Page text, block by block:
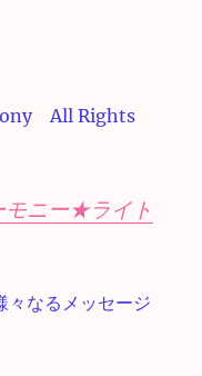
All Rights
ニー★ライト
々なるメッセージ